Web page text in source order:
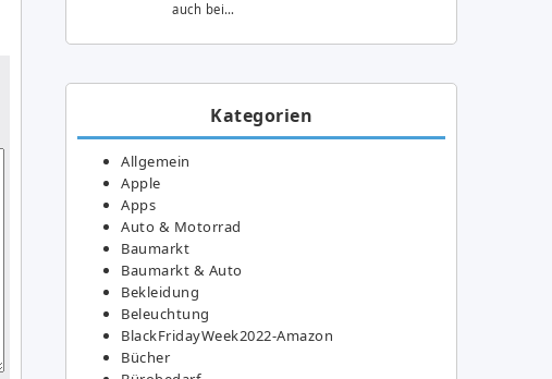
auch bei…
Kategorien
Allgemein
Apple
Apps
Auto & Motorrad
Baumarkt
Baumarkt & Auto
Bekleidung
Beleuchtung
BlackFridayWeek2022-Amazon
Bücher